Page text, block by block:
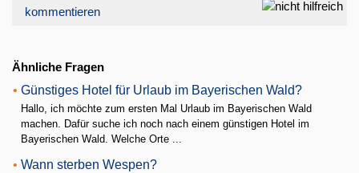
kommentieren
Ähnliche Fragen
• Günstiges Hotel für Urlaub im Bayerischen Wald?
Hallo, ich möchte zum ersten Mal Urlaub im Bayerischen Wald
machen. Dafür suche ich noch nach einem günstigen Hotel im
Bayerischen Wald. Welche Orte ...
• Wann sterben Wespen?